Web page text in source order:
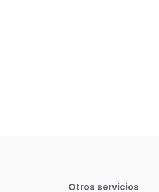
Otros servicios